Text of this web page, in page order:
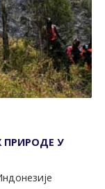
ПРИРОДЕ У